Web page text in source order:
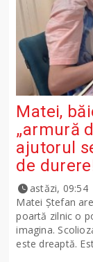
Matei,
„armură
ajutorul
de
astăzi, 09:54
Matei Ștefan
poartă zilnic o
imagina.
este dreaptă.